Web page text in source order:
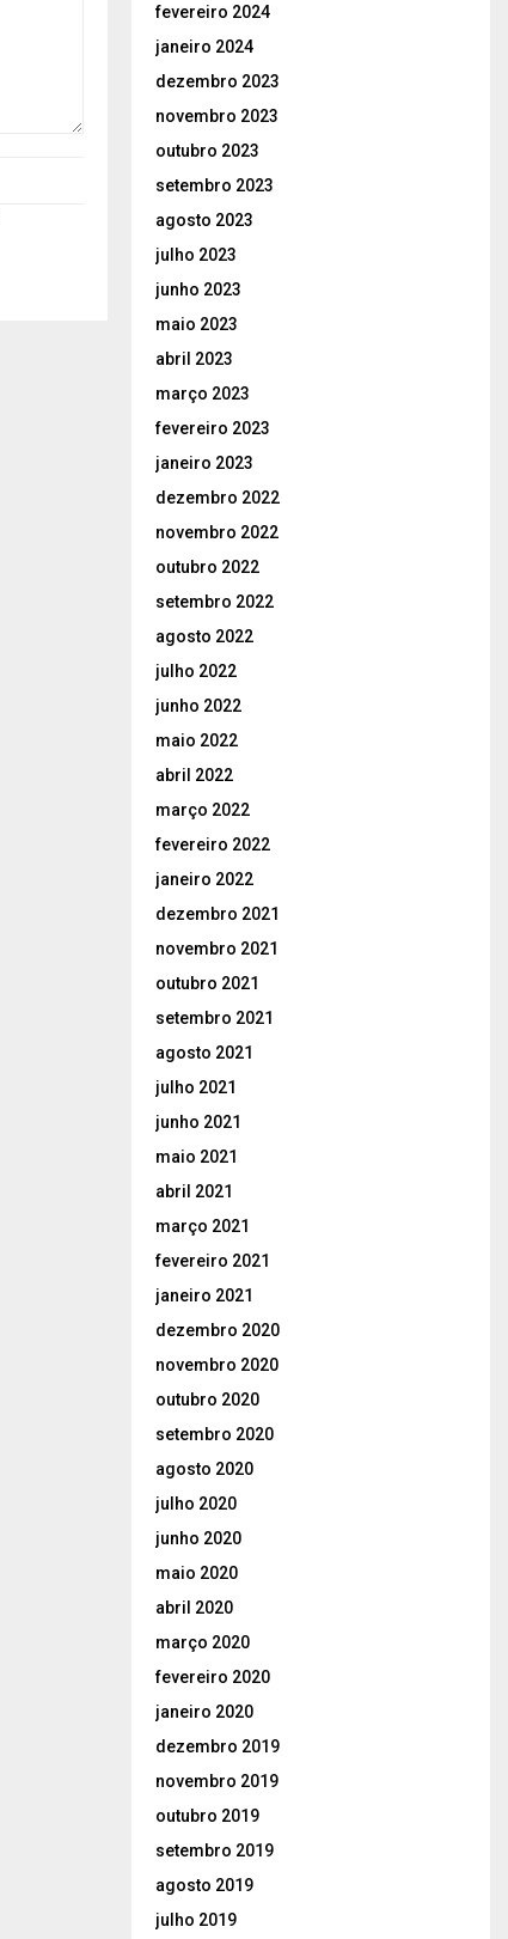
fevereiro 2024
janeiro 2024
dezembro 2023
novembro 2023
outubro 2023
setembro 2023
agosto 2023
julho 2023
junho 2023
maio 2023
abril 2023
março 2023
fevereiro 2023
janeiro 2023
dezembro 2022
novembro 2022
outubro 2022
setembro 2022
agosto 2022
julho 2022
junho 2022
maio 2022
abril 2022
março 2022
fevereiro 2022
janeiro 2022
dezembro 2021
novembro 2021
outubro 2021
setembro 2021
agosto 2021
julho 2021
junho 2021
maio 2021
abril 2021
março 2021
fevereiro 2021
janeiro 2021
dezembro 2020
novembro 2020
outubro 2020
setembro 2020
agosto 2020
julho 2020
junho 2020
maio 2020
abril 2020
março 2020
fevereiro 2020
janeiro 2020
dezembro 2019
novembro 2019
outubro 2019
setembro 2019
agosto 2019
julho 2019